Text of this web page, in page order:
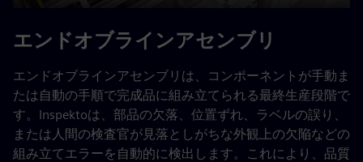
エンドオブラインアセンブリ
エンドオブラインアセンブリは、コンポーネントが手動ま
たは自動の手順で完成品に組み立てられる最終生産段階で
す。Inspektoは、部品の欠落、位置ずれ、ラベルの誤り、
または人間の検査官が見落としがちな外観上の欠陥などの
組み立てエラーを自動的に検出します。これにより、品質